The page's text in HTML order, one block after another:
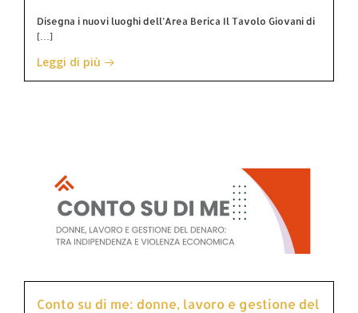
Disegna i nuovi luoghi dell’Area Berica Il Tavolo Giovani di
[…]
Leggi di più
Conto su di me: donne, lavoro e gestione del